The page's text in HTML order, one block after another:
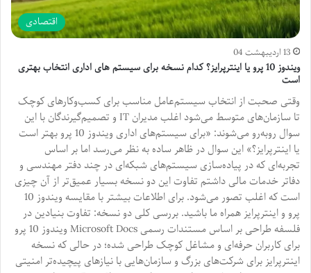
اقتصادی
13 اردیبهشت 04
ویندوز 10 پرو یا اینترپرایز؟ کدام نسخه برای سیستم های اداری انتخاب بهتری
است
وقتی صحبت از انتخاب سیستم‌عامل مناسب برای کسب‌وکارهای کوچک
تا سازمان‌های متوسط می‌شود اغلب مدیران IT و تصمیم‌گیرندگان با این
سوال روبه‌رو می‌شوند: «برای سیستم‌های اداری ویندوز 10 پرو بهتر است
یا اینترپرایز؟» این سوال در ظاهر ساده به نظر می‌رسد اما بر اساس
تجربه‌ای که در پیاده‌سازی سیستم‌های شبکه‌ای در چند دفتر مهندسی و
دفاتر خدمات مالی داشتم تفاوت این دو نسخه بسیار عمیق‌تر از آن چیزی
است که اغلب تصور می‌شود. برای اطلاعات بیشتر با مقایسه ویندوز 10
پرو و اینترپرایز همراه ما باشید. بررسی کلی دو نسخه: تفاوت بنیادین در
فلسفه طراحی بر اساس مستندات رسمی Microsoft Docs ویندوز 10 پرو
برای کاربران حرفه‌ای و مشاغل کوچک طراحی شده؛ در حالی که نسخه
اینترپرایز برای شرکت‌های بزرگ و سازمان‌هایی با نیازهای پیچیده‌تر امنیتی